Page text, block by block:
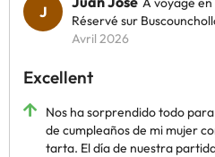
Réservé sur
Avril 2026
Excellent
Nos ha sorprendido todo
de cumpleaños de mi mujer
tarta. El día de nuestra